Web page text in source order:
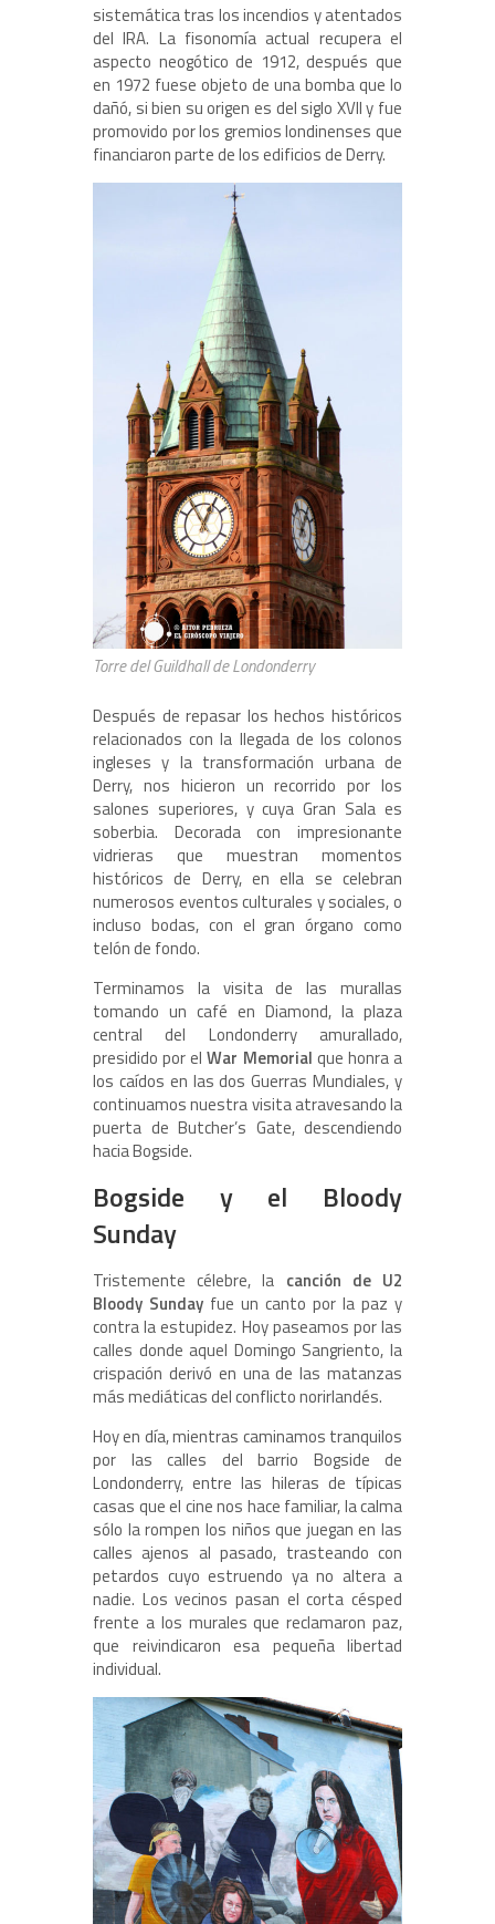
sistemática tras los incendios y atentados
del IRA. La fisonomía actual recupera el
aspecto neogótico de 1912, después que
en 1972 fuese objeto de una bomba que lo
dañó, si bien su origen es del siglo XVII y fue
promovido por los gremios londinenses que
financiaron parte de los edificios de Derry.
Torre del Guildhall de Londonderry
Después de repasar los hechos históricos
relacionados con la llegada de los colonos
ingleses y la transformación urbana de
Derry, nos hicieron un recorrido por los
salones superiores, y cuya Gran Sala es
soberbia. Decorada con impresionante
vidrieras que muestran momentos
históricos de Derry, en ella se celebran
numerosos eventos culturales y sociales, o
incluso bodas, con el gran órgano como
telón de fondo.
Terminamos la visita de las murallas
tomando un café en Diamond, la plaza
central del Londonderry amurallado,
presidido por elWar Memorial que honra a
los caídos en las dos Guerras Mundiales, y
continuamos nuestra visita atravesando la
puerta de Butcher’s Gate, descendiendo
hacia Bogside.
Bogside y el Bloody
Sunday
Tristemente célebre, la canción de U2
Bloody Sunday fue un canto por la paz y
contra la estupidez. Hoy paseamos por las
calles donde aquel Domingo Sangriento, la
crispación derivó en una de las matanzas
más mediáticas del conflicto norirlandés.
Hoy en día, mientras caminamos tranquilos
por las calles del barrio Bogside de
Londonderry, entre las hileras de típicas
casas que el cine nos hace familiar, la calma
sólo la rompen los niños que juegan en las
calles ajenos al pasado, trasteando con
petardos cuyo estruendo ya no altera a
nadie. Los vecinos pasan el corta césped
frente a los murales que reclamaron paz,
que reivindicaron esa pequeña libertad
individual.